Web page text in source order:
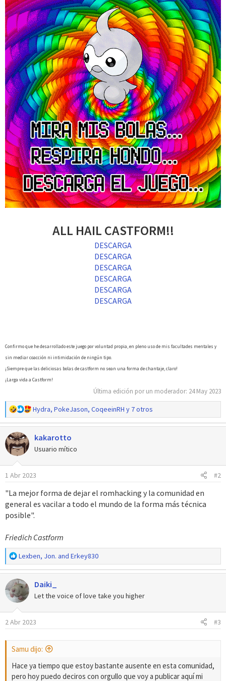
ALL HAIL CASTFORM!!
DESCARGA
DESCARGA
DESCARGA
DESCARGA
DESCARGA
DESCARGA
Confirmo que he desarrollado este juego por voluntad propia, en pleno uso de mis facultades mentales y
sin mediar coacción ni intimidación de ningún tipo.
¡Siempre que las deliciosas bolas de castform no sean una forma de chantaje, claro!
¡Larga vida a Castform!
Última edición por un moderador: 24 May 2023
R
e
a
c
c
o
n
s
:
Hydra, PokeJason, CoqeeinRH y 7 otros
kakarotto
Usuario mítico
1 Abr 2023 #2
"La mejor forma de dejar el romhacking y la comunidad en
general es vacilar a todo el mundo de la forma más técnica
posible".
Friedich Castform
R
e
a
c
c
i
o
n
:
Lexben, Jon. and Erkey830
Daiki_
Let the voice of love take you higher
2 Abr 2023 #3
Samu dijo:
Hace ya tiempo que estoy bastante ausente en esta comunidad,
pero hoy puedo deciros con orgullo que voy a publicar aquí mi